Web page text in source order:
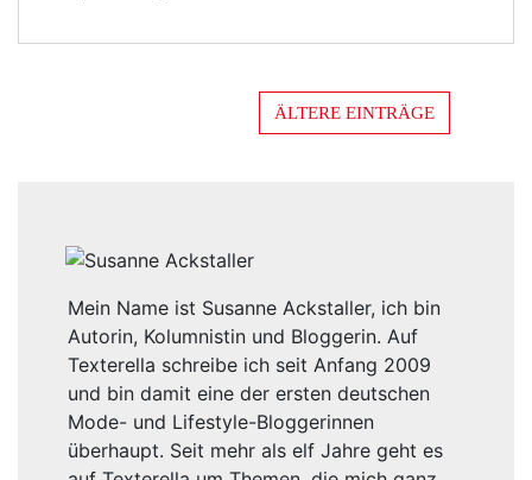
ÄLTERE EINTRÄGE
Mein Name ist Susanne Ackstaller, ich bin
Autorin, Kolumnistin und Bloggerin. Auf
Texterella schreibe ich seit Anfang 2009
und bin damit eine der ersten deutschen
Mode- und Lifestyle-Bloggerinnen
überhaupt. Seit mehr als elf Jahre geht es
auf Texterella um Themen, die mich ganz